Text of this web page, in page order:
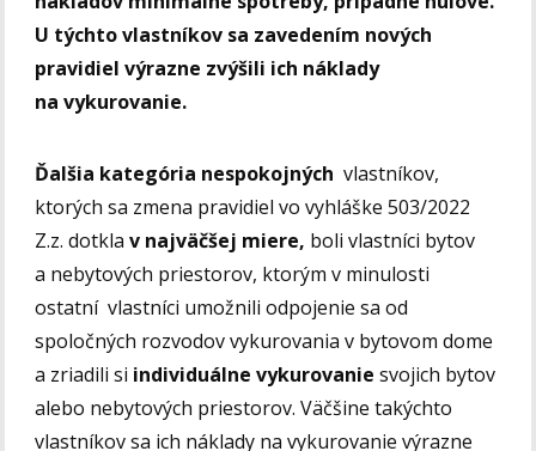
U týchto vlastníkov sa zavedením nových
pravidiel výrazne zvýšili ich náklady
na vykurovanie.
Ďalšia kategória nespokojných vlastníkov,
ktorých sa zmena pravidiel vo vyhláške 503/2022
Z.z. dotklav najväčšej miere, boli vlastníci bytov
a nebytových priestorov, ktorým v minulosti
ostatní vlastníci umožnili odpojenie sa od
spoločných rozvodov vykurovania v bytovom dome
a zriadili si individuálne vykurovanie svojich bytov
alebo nebytových priestorov. Väčšine takýchto
vlastníkov sa ich náklady na vykurovanie výrazne